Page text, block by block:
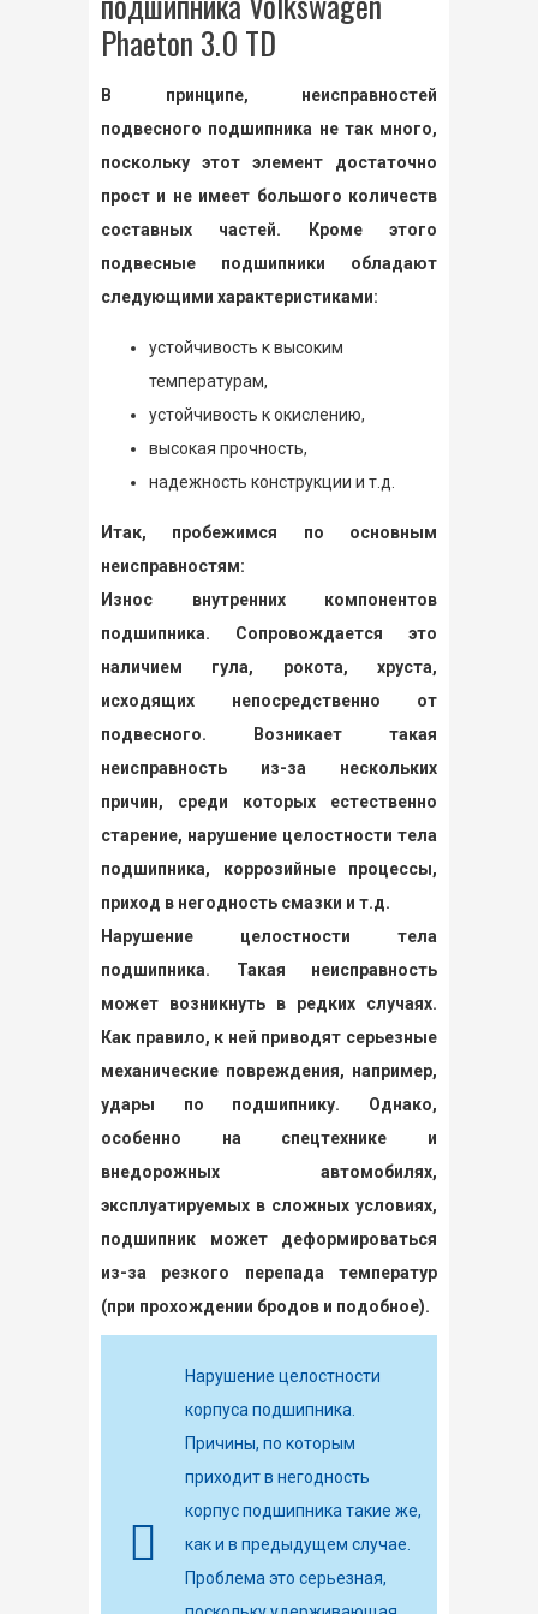
Phaeton 3.0 TD
В принципе, неисправностей
подвесного подшипника не так много,
поскольку этот элемент достаточно
прост и не имеет большого количеств
составных частей. Кроме этого
подвесные подшипники обладают
следующими характеристиками:
устойчивость к высоким
температурам,
устойчивость к окислению,
высокая прочность,
надежность конструкции и т.д.
Итак, пробежимся по основным
неисправностям:
Износ внутренних компонентов
подшипника. Сопровождается это
наличием гула, рокота, хруста,
исходящих непосредственно от
подвесного. Возникает такая
неисправность из-за нескольких
причин, среди которых естественно
старение, нарушение целостности тела
подшипника, коррозийные процессы,
приход в негодность смазки и т.д.
Нарушение целостности тела
подшипника. Такая неисправность
может возникнуть в редких случаях.
Как правило, к ней приводят серьезные
механические повреждения, например,
удары по подшипнику. Однако,
особенно на спецтехнике и
внедорожных автомобилях,
эксплуатируемых в сложных условиях,
подшипник может деформироваться
из-за резкого перепада температур
(при прохождении бродов и подобное).
Нарушение целостности
корпуса подшипника.
Причины, по которым
приходит в негодность
корпус подшипника такие же,
как и в предыдущем случае.
Проблема это серьезная,